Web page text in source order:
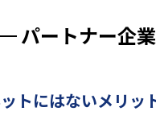
パートナー企
トにはないメリッ